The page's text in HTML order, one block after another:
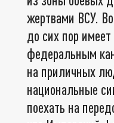
жертвами ВСУ.
до сих пор
федеральным
на приличных
национальные
поехать на